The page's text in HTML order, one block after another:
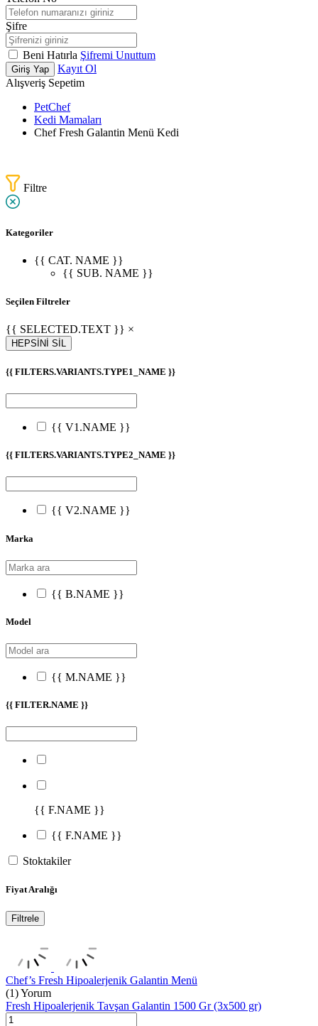
Şifre
Beni Hatırla Şifremi Unuttum
Giriş Yap
Kayıt Ol
Alışveriş Sepetim
PetChef
Kedi Mamaları
Chef Fresh Galantin Menü Kedi
Filtre
Kategoriler
{{ CAT. NAME }}
{{ SUB. NAME }}
Seçilen Filtreler
{{ SELECTED.TEXT }} ×
HEPSİNİ SİL
{{ FILTERS.VARIANTS.TYPE1_NAME }}
{{ V1.NAME }}
{{ FILTERS.VARIANTS.TYPE2_NAME }}
{{ V2.NAME }}
Marka
{{ B.NAME }}
Model
{{ M.NAME }}
{{ FILTER.NAME }}
{{ F.NAME }}
{{ F.NAME }}
Stoktakiler
Fiyat Aralığı
Filtrele
Chef’s Fresh Hipoalerjenik Galantin Menü
(1) Yorum
Fresh Hipoalerjenik Tavşan Galantin 1500 Gr (3x500 gr)